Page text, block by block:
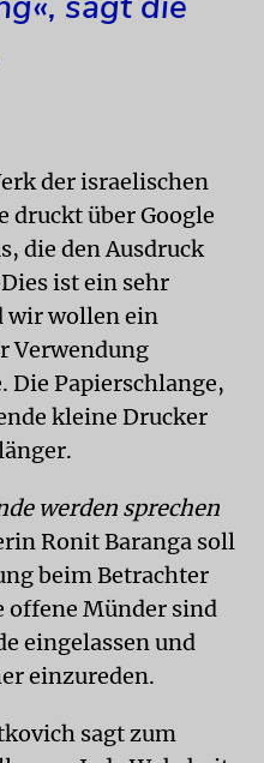
der israelischen
druckt über Google
die den Ausdruck
ist ein sehr
wir wollen ein
Verwendung
Die Papierschlange,
kleine Drucker
werden sprechen
Ronit Baranga soll
beim Betrachter
Münder sind
eingelassen und
einzureden.
sagt zum